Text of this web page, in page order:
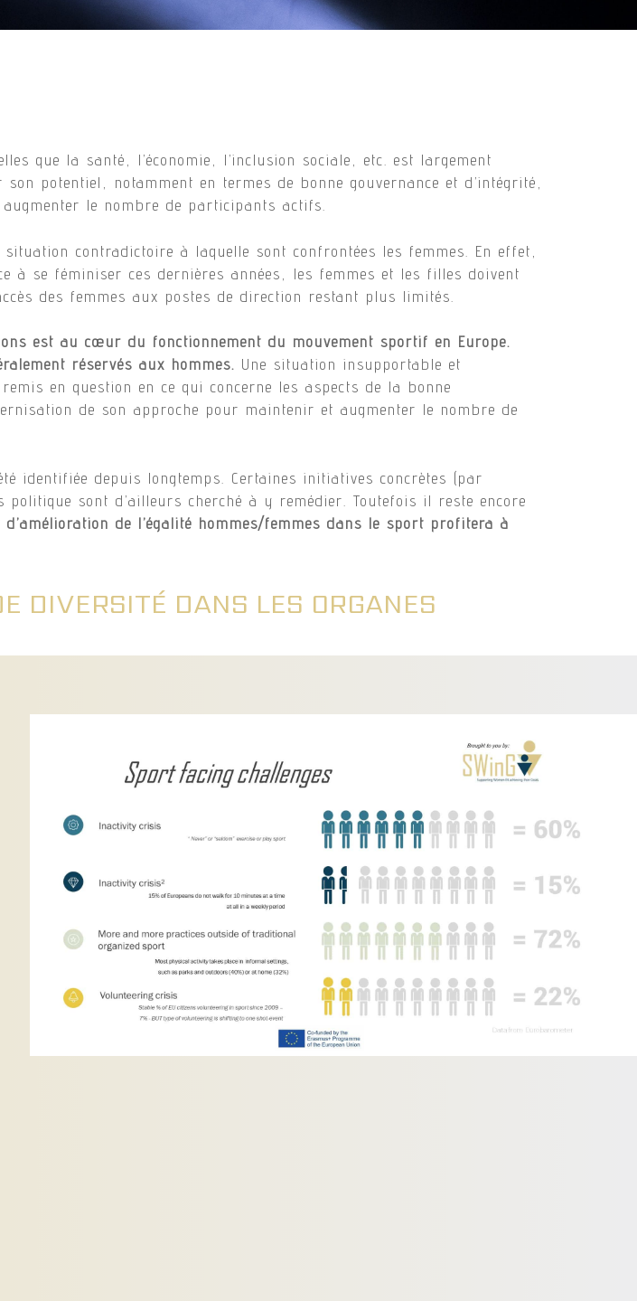
que la santé, l’économie, l’inclusion sociale, etc. est largement
potentiel, notamment en termes de bonne gouvernance et d’intégrité,
le nombre de participants actifs.
contradictoire à laquelle sont confrontées les femmes. En effet,
à se féminiser ces dernières années, les femmes et les filles doivent
des femmes aux postes de direction restant plus limités.
est au cœur du fonctionnement du mouvement sportif en Europe.
réservés aux hommes. Une situation insupportable et
en question en ce qui concerne les aspects de la bonne
de son approche pour maintenir et augmenter le nombre de
identifiée depuis longtemps. Certaines initiatives concrètes (par
sont d’ailleurs cherché à y remédier. Toutefois il reste encore
de l’égalité hommes/femmes dans le sport profitera à
DIVERSITÉ DANS LES ORGANES